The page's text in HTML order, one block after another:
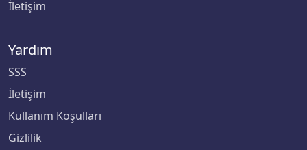
Çağ Üniversitesi
Çankırı Karatekin Üniversitesi
Çukurova Üniversitesi
İletişim
Yardım
SSS
İletişim
Kullanım Koşulları
Gizlilik